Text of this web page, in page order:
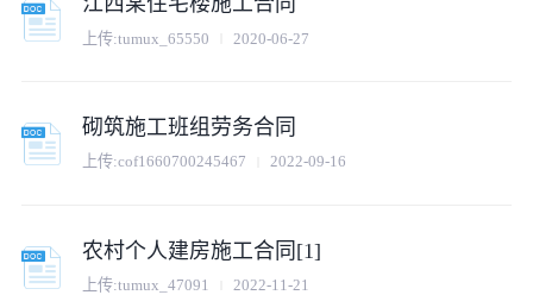
上传:tumux_65550 2020-06-27
砌筑施工班组劳务合同
上传:cof1660700245467 2022-09-16
农村个人建房施工合同[1]
上传:tumux_47091 2022-11-21